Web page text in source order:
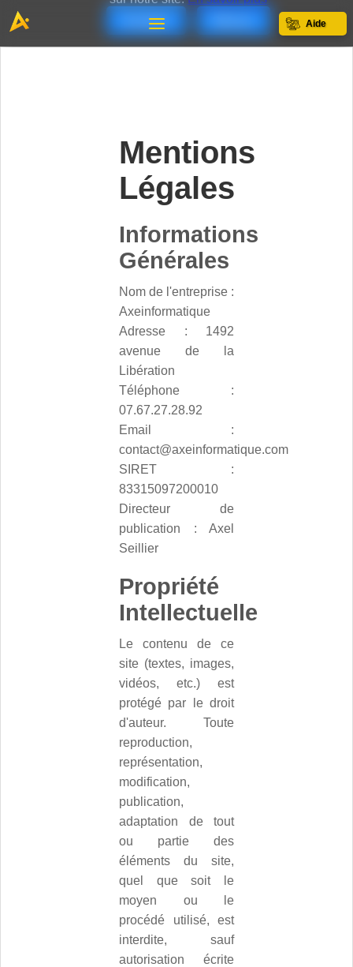
Aide
Accepter
Mentions
Légales
Informations
Générales
Nom de l'entreprise :
Axeinformatique
Adresse : 1492
avenue de la
Libération
Téléphone :
07.67.27.28.92
Email :
contact@axeinformatique.com
SIRET :
83315097200010
Directeur de
publication : Axel
Seillier
Propriété
Intellectuelle
Le contenu de ce
site (textes, images,
vidéos, etc.) est
protégé par le droit
d'auteur. Toute
reproduction,
représentation,
modification,
publication,
adaptation de tout
ou partie des
éléments du site,
quel que soit le
moyen ou le
procédé utilisé, est
interdite, sauf
autorisation écrite